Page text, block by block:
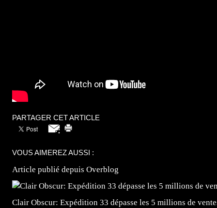
PARTAGER CET ARTICLE
VOUS AIMEREZ AUSSI :
Article publié depuis Overblog
Clair Obscur: Expédition 33 dépasse les 5 millions de